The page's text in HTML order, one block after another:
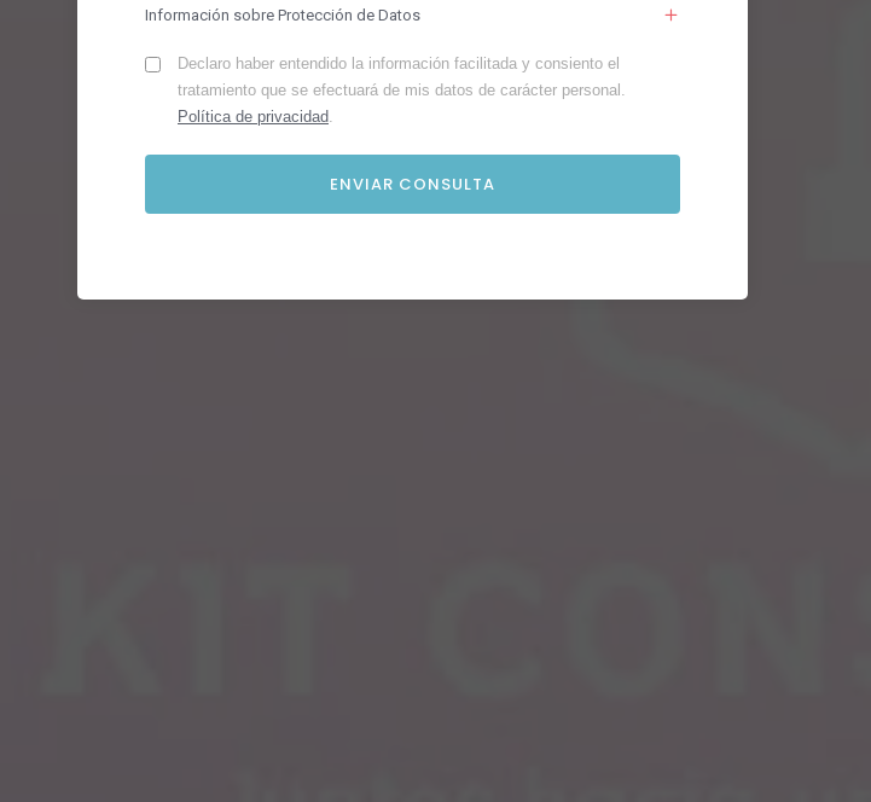
Información sobre Protección de Datos
Declaro haber entendido la información facilitada y consiento el
tratamiento que se efectuará de mis datos de carácter personal.
Política de privacidad.